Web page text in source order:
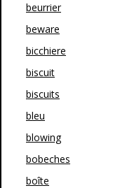
beurrier
beware
bicchiere
biscuit
biscuits
bleu
blowing
bobeches
boîte